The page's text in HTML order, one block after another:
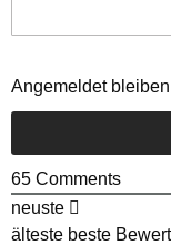
Angemeldet bleiben
65 Comments
neuste
älteste beste